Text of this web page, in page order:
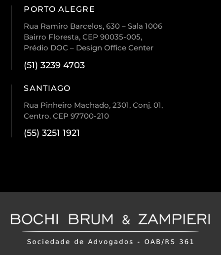
PORTO ALEGRE
Rua Ramiro Barcelos, 630 – Sala 1006
Bairro Floresta, CEP 90035-005,
Prédio DOC – Design Office Center
(51) 3239 4703
SANTIAGO
Rua Pinheiro Machado, 2301, Conj. 01,
Centro. CEP 97700-210
(55) 3251 1921